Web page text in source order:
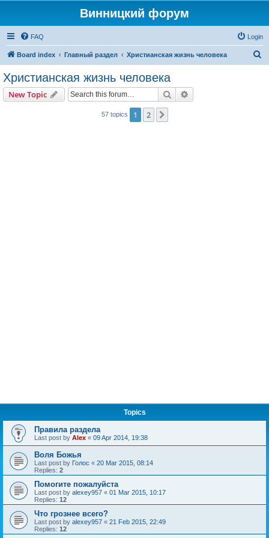
Винницкий форум
FAQ Login
Board index Главный раздел Христианская жизнь человека
Христианская жизнь человека
New Topic Search
57 topics 1 2
Topics
Правила раздела
Last post by Alex « 09 Apr 2014, 19:38
Воля Божья
Last post by Голос « 20 Mar 2015, 08:14
Replies: 2
Помогите пожалуйста
Last post by alexey957 « 01 Mar 2015, 10:17
Replies: 12
Что грознее всего?
Last post by alexey957 « 21 Feb 2015, 22:49
Replies: 12